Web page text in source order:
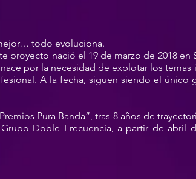
todo evoluciona.
proyecto nació el 19 de marzo de 2018 en
por la necesidad de explotar los
A la fecha, siguen siendo el
Pura Banda”, tras 8 años de
Doble Frecuencia, a partir de abril